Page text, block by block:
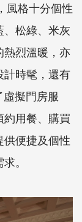
風格十分個性
松綠、米灰
熱烈溫暖，亦
計時髦，還有
擬門房服
用餐、購買
便捷及個性
。